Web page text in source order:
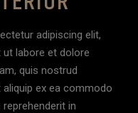
adipiscing elit,
labore et dolore
quis nostrud
ex ea commodo
in